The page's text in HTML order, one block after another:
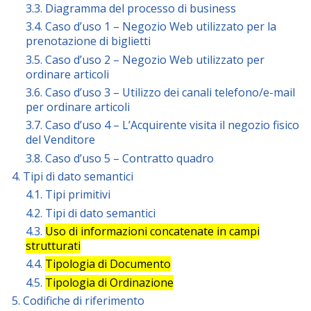
3.3. Diagramma del processo di business
3.4. Caso d’uso 1 – Negozio Web utilizzato per la
prenotazione di biglietti
3.5. Caso d’uso 2 – Negozio Web utilizzato per
ordinare articoli
3.6. Caso d’uso 3 – Utilizzo dei canali telefono/e-mail
per ordinare articoli
3.7. Caso d’uso 4 – L’Acquirente visita il negozio fisico
del Venditore
3.8. Caso d’uso 5 – Contratto quadro
4. Tipi di dato semantici
4.1. Tipi primitivi
4.2. Tipi di dato semantici
4.3. Uso di informazioni concatenate in campi
strutturati
4.4. Tipologia di Documento
4.5. Tipologia di Ordinazione
5. Codifiche di riferimento